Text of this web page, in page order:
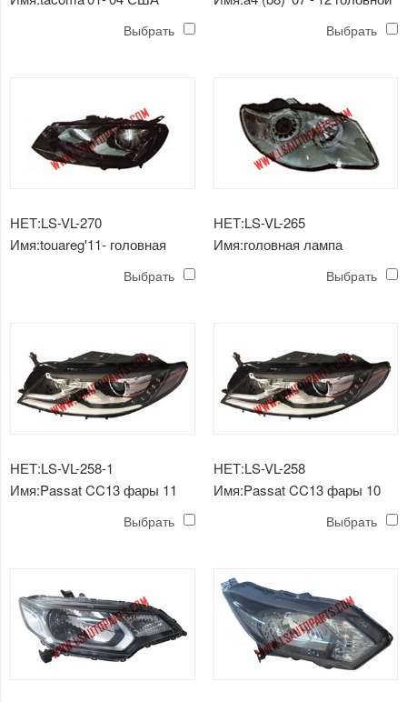
хромированные / прозрачные
Выбрать Выбрать
НЕТ:LS-VL-270
Имя:touareg'11- головная
Выбрать
НЕТ:LS-VL-265
Имя:головная лампа
Выбрать
НЕТ:LS-VL-258-1
Имя:Passat CC13 фары 11
Выбрать
НЕТ:LS-VL-258
Имя:Passat CC13 фары 10
Выбрать